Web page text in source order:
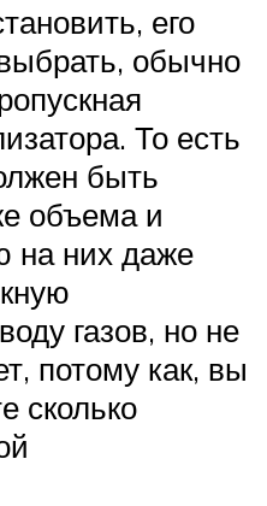
его
обычно
То есть
быть
объема и
на них даже
газов, но не
потому как, вы
сколько